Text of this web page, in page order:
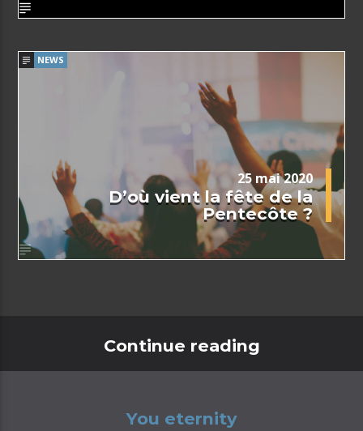
NEWS
25 mai 2020
D’où vient la fête de la
Pentecôte ?
Continue reading
You eternity